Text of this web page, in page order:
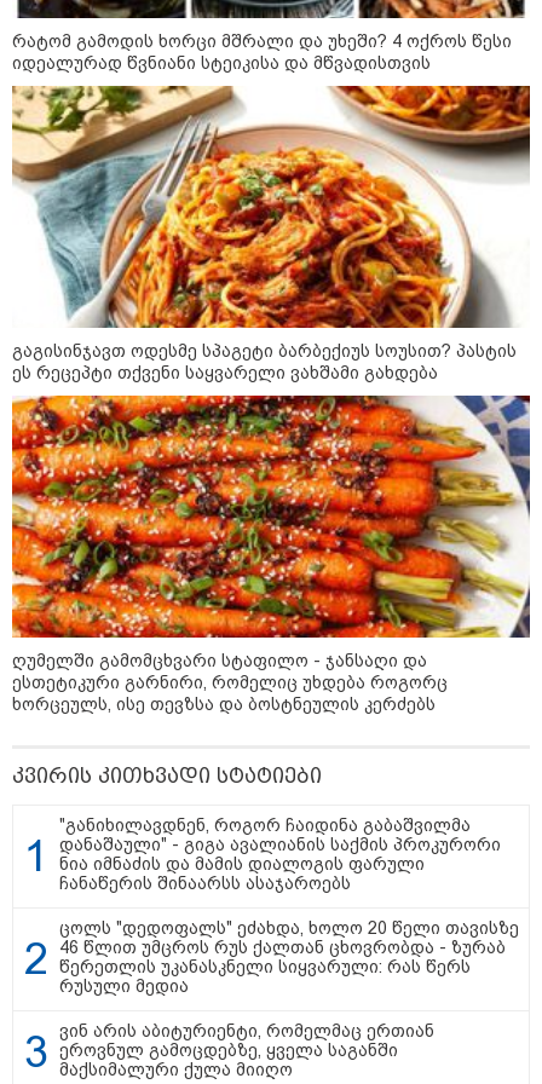
"ბავშვობიდან ასე ვარ..
ფანატიკურად ვარ შეყვარებული
საქართველოზე" - გაიცანით
მარტინ გუიმჯიანი, ქართულ
ენასა და საქართველოზე
შეყვარებული სომეხი ბიჭი
23:15 / 07-08-2026
ამოუცნობი ანომალიური
მოვლენები - ტრამპის
ადმინისტრაციამ “UFO”- ს
ფაილების მორიგი პაკეტი
გამოაქვეყნა
22:30 / 07-08-2026
ინტერნეტში ამაღელვებელი
კადრები ვრცელდება - როგორ
გადაარჩინა 56 წლის კაცმა
ბავშვები აბობოქრებულ ზღვაში
დახრჩობას
კატეგორიის ყველა სიახლე
"არის პოლარიზაციის კიდევ უფრო
გაღრმავების საფრთხე და ...“
"გონებაში ვალაგებდი, ეს ამბავი
პირველად ვისთვის მეთქვა, ვის
უნდა ჩავექოლე“
"ძალიან მძიმეა ჩემთვის ის, რაც
რატომ გამოდის ხორცი მშრალი და უხეში? 4 ოქროს წესი
იდეალურად წვნიანი სტეიკისა და მწვადისთვის
გაგისინჯავთ ოდესმე სპაგეტი ბარბექიუს სოუსით? პასტის
ეს რეცეპტი თქვენი საყვარელი ვახშამი გახდება
ღუმელში გამომცხვარი სტაფილო - ჯანსაღი და
ესთეტიკური გარნირი, რომელიც უხდება როგორც
ხორცეულს, ისე თევზსა და ბოსტნეულის კერძებს
კვირის კითხვადი სტატიები
"განიხილავდნენ, როგორ ჩაიდინა გაბაშვილმა
დანაშაული" - გიგა ავალიანის საქმის პროკურორი
ნია იმნაძის და მამის დიალოგის ფარული
ჩანაწერის შინაარსს ასაჯაროებს
ცოლს "დედოფალს" ეძახდა, ხოლო 20 წელი თავისზე
46 წლით უმცროს რუს ქალთან ცხოვრობდა - ზურაბ
წერეთლის უკანასკნელი სიყვარული: რას წერს
რუსული მედია
ვინ არის აბიტურიენტი, რომელმაც ერთიან
ეროვნულ გამოცდებზე, ყველა საგანში
მაქსიმალური ქულა მიიღო